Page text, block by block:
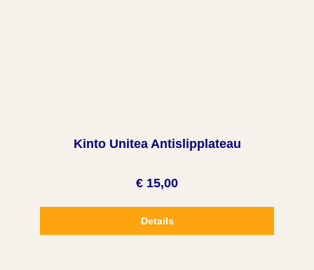
Kinto Unitea Antislipplateau
€ 15,00
Details